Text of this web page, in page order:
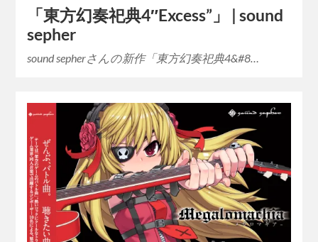
「東方幻奏祀典4″Excess”」 | sound
sepher
sound sepherさんの新作「東方幻奏祀典4&#8…